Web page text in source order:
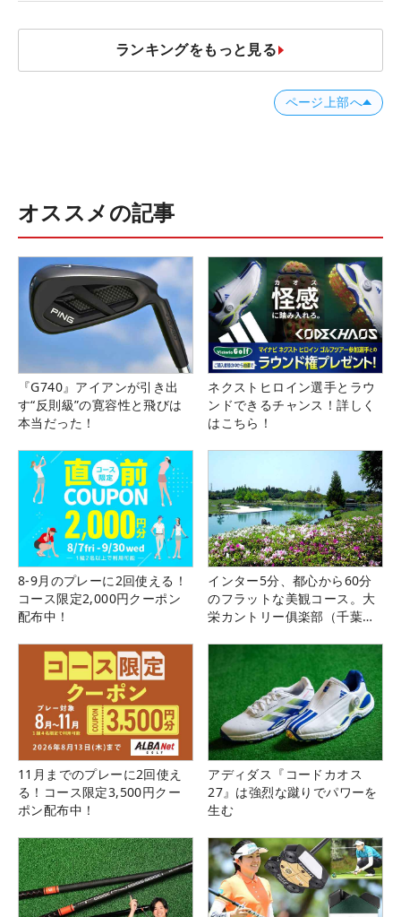
JOYX OPEN】
ランキングをもっと見る
ページ上部へ
オススメの記事
『G740』アイアンが引き出
す“反則級”の寛容性と飛びは
本当だった！
ネクストヒロイン選手とラウ
ンドできるチャンス！詳しく
はこちら！
8-9月のプレーに2回使える！
コース限定2,000円クーポン
配布中！
インター5分、都心から60分
のフラットな美観コース。大
栄カントリー俱楽部（千葉
11月までのプレーに2回使え
る！コース限定3,500円クー
ポン配布中！
アディダス『コードカオス
27』は強烈な蹴りでパワーを
生む